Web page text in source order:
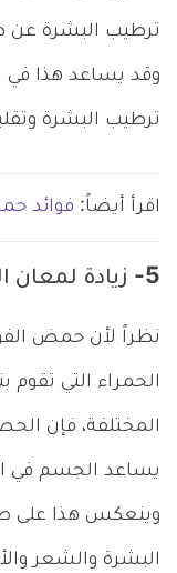
ترطيب البشرة عن
وقد يساعد هذا في
ترطيب البشرة
اقرأ أيضاً: فوائد
5- زيادة لمعان البشرة
نظراً لأن حمض
الحمراء التي
المختلفة، فإن
يساعد الجسم في
وينعكس هذا على
البشرة والشعر